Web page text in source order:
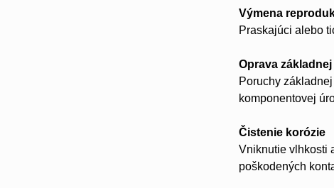
Výmena
Praskajúci alebo
Oprava
Poruchy
komponentovej
Čistenie korózie
Vniknutie vlhkosti
poškodených